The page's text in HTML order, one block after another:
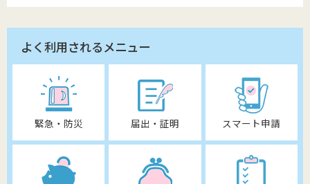
よく利用されるメニュー
緊急・防災 届出・証明 スマート申請